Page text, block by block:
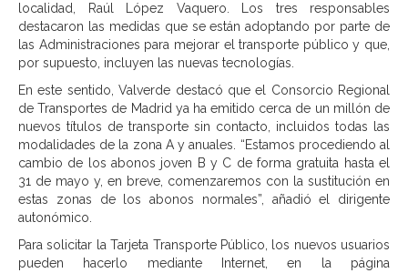
localidad, Raúl López Vaquero. Los tres responsables
destacaron las medidas que se están adoptando por parte de
las Administraciones para mejorar el transporte público y que,
por supuesto, incluyen las nuevas tecnologías.
En este sentido, Valverde destacó que el Consorcio Regional
de Transportes de Madrid ya ha emitido cerca de un millón de
nuevos títulos de transporte sin contacto, incluidos todas las
modalidades de la zona A y anuales. “Estamos procediendo al
cambio de los abonos joven B y C de forma gratuita hasta el
31 de mayo y, en breve, comenzaremos con la sustitución en
estas zonas de los abonos normales”, añadió el dirigente
autonómico.
Para solicitar la Tarjeta Transporte Público, los nuevos usuarios
pueden hacerlo mediante Internet, en la página